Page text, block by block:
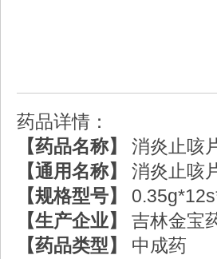
药品详情：
【药品名称】
消炎止咳
【通用名称】
消炎止咳
【规格型号】
【生产企业】
吉林金宝
【药品类型】
中成药